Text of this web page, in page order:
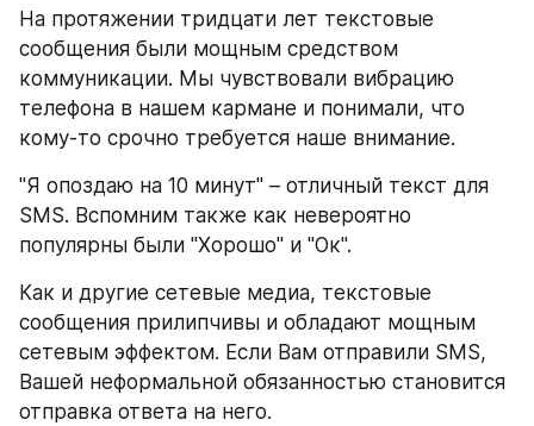
На протяжении тридцати лет текстовые
сообщения были мощным средством
коммуникации. Мы чувствовали вибрацию
телефона в нашем кармане и понимали, что
кому-то срочно требуется наше внимание.
"Я опоздаю на 10 минут" – отличный текст для
SMS. Вспомним также как невероятно
популярны были "Хорошо" и "Ок".
Как и другие сетевые медиа, текстовые
сообщения прилипчивы и обладают мощным
сетевым эффектом. Если Вам отправили SMS,
Вашей неформальной обязанностью становится
отправка ответа на него.